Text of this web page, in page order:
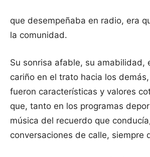
que desempeñaba en radio, era
la comunidad.
Su sonrisa afable, su amabilidad,
cariño en el trato hacia los
fueron características y valores
que, tanto en los programas
música del recuerdo que
conversaciones de calle, siempre